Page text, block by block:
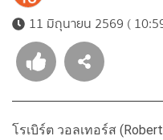
11 มิถุนายน 2569 (
โรเบิร์ต วอลเทอร์ส